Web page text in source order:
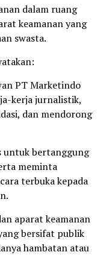
dalam ruang
keamanan yang
swasta.
PT Marketindo
kerja jurnalistik,
dan mendorong
untuk bertanggung
meminta
terbuka kepada
aparat keamanan
bersifat publik
hambatan atau